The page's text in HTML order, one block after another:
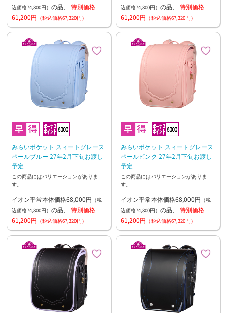
込価格74,800円） の品、 特別価格
61,200円 （税込価格67,320円）
込価格74,800円） の品、 特別価格
61,200円 （税込価格67,320円）
みらいポケット スィートグレース
ペールブルー 27年2月下旬お渡し
予定
この商品にはバリエーションがありま
す。
イオン平常本体価格68,000円 （税
込価格74,800円） の品、 特別価格
61,200円 （税込価格67,320円）
みらいポケット スィートグレース
ペールピンク 27年2月下旬お渡し
予定
この商品にはバリエーションがありま
す。
イオン平常本体価格68,000円 （税
込価格74,800円） の品、 特別価格
61,200円 （税込価格67,320円）